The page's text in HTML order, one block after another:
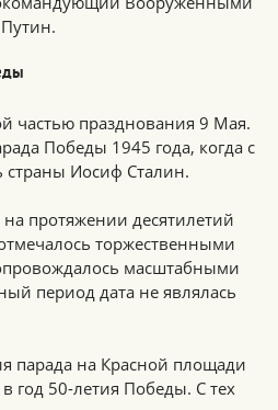
частью празднования 9 Мая.
Победы 1945 года, когда с
страны Иосиф Сталин.
протяжении десятилетий
торжественными
масштабными
период дата не являлась
парада на Красной площади
год 50-летия Победы. С тех